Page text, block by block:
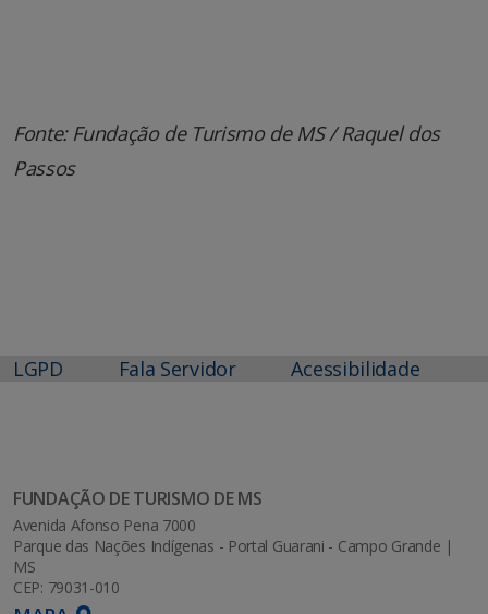
Fonte: Fundação de Turismo de MS / Raquel dos
Passos
LGPD Fala Servidor Acessibilidade
FUNDAÇÃO DE TURISMO DE MS
Avenida Afonso Pena 7000
Parque das Nações Indígenas - Portal Guarani - Campo Grande |
MS
CEP: 79031-010